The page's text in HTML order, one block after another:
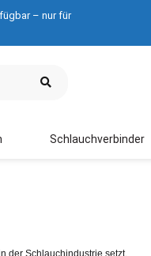
– nur für
Schlauchverbinder
der Schlauchindustrie setzt.